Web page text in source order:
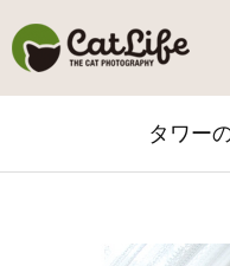
タワー